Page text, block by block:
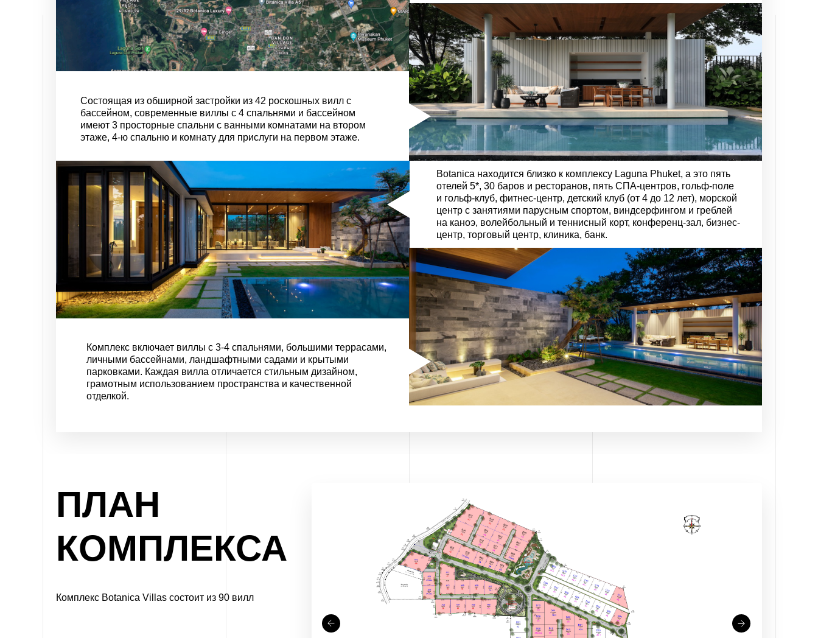
Состоящая из обширной застройки из 42 роскошных вилл с
бассейном, современные виллы с 4 спальнями и бассейном
имеют 3 просторные спальни с ванными комнатами на втором
этаже, 4-ю спальню и комнату для прислуги на первом этаже.
Botanica находится близко к комплексу Laguna Phuket, а это пять
отелей 5*, 30 баров и ресторанов, пять СПА-центров, гольф-поле
и гольф-клуб, фитнес-центр, детский клуб (от 4 до 12 лет), морской
центр с занятиями парусным спортом, виндсерфингом и греблей
на каноэ, волейбольный и теннисный корт, конференц-зал, бизнес-
центр, торговый центр, клиника, банк.
Комплекс включает виллы с 3-4 спальнями, большими террасами,
личными бассейнами, ландшафтными садами и крытыми
парковками. Каждая вилла отличается стильным дизайном,
грамотным использованием пространства и качественной
отделкой.
ПЛАН
КОМПЛЕКСА
Комплекс Botanica Villas состоит из 90 вилл